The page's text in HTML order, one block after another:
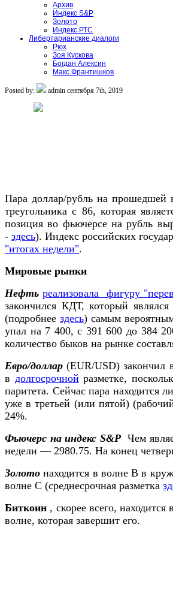
Архив
Индекс S&P
Золото
Индекс РТС
Либертарианские диалоги
Рюх
Зоя Кускова
Богдан Алексин
Макс Франтишков
Posted by: admin сентября 7th, 2019
Пара доллар/рубль на прошедшей
треугольника с 86, которая
позиция во фьючерсе на рубль
-здесь). Индекс российских
"итогах недели".
Мировые рынки
Нефтьреализовала фигуру
закончился КДТ, который
(подробнеездесь) самым
упал на 7 400, с 391 600 до 384
количество быков на рынке
Евро/доллар (EUR/USD) закончил
в долгосрочной разметке,
паритета. Сейчас пара находится
уже в третьей (или пятой)
24%.
Фьючерс на индекс S&PЧем
недели — 2980.75. На конец
Золотонаходится в волне В в
волне С (среднесрочная разметка
Биткоин , скорее всего,
волне, которая завершит его.